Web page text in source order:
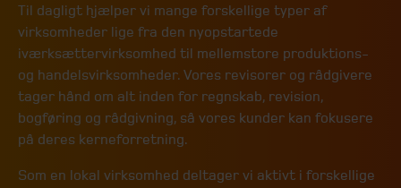
Til dagligt hjælper vi mange forskellige typer af
virksomheder lige fra den nyopstartede
iværksættervirksomhed til mellemstore produktions-
og handelsvirksomheder. Vores revisorer og rådgivere
tager hånd om alt inden for regnskab, revision,
bogføring og rådgivning, så vores kunder kan fokusere
på deres kerneforretning.
Som en lokal virksomhed deltager vi aktivt i forskellige